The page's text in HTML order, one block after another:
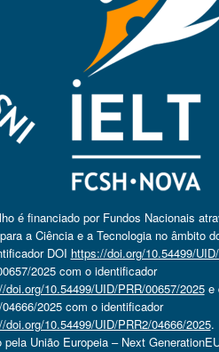
é financiado por Fundos Nacionais
a Ciência e a Tecnologia no âmbito
DOI https://doi.org/10.54499/
2025 com o identificador
doi.org/10.54499/UID/PRR/00657/2025e
2025 com o identificador
doi.org/10.54499/UID/PRR2/04666/2025.
pela União Europeia – Next